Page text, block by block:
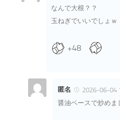
なんで大根？？
玉ねぎでいいでしょｗ
+48
匿名
2026-06-04
醤油ベースで炒めま